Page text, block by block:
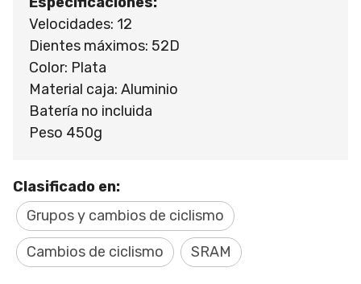
Velocidades: 12
Dientes máximos: 52D
Color: Plata
Material caja: Aluminio
Batería no incluida
Peso 450g
Clasificado en:
Grupos y cambios de ciclismo
Cambios de ciclismo SRAM